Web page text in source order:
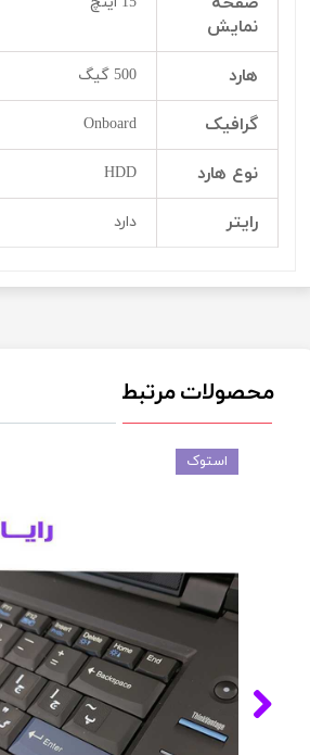
نمایش
هارد 500 گیگ
گرافیک Onboard
نوع هارد HDD
رایتر دارد
محصولات مرتبط
استوک